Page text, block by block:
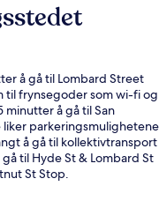
å gå til Lombard Street
til frynsegoder som wi-fi og
å gå til San
liker parkeringsmulighetene
å gå til kollektivtransport
til Hyde St & Lombard St
St Stop.